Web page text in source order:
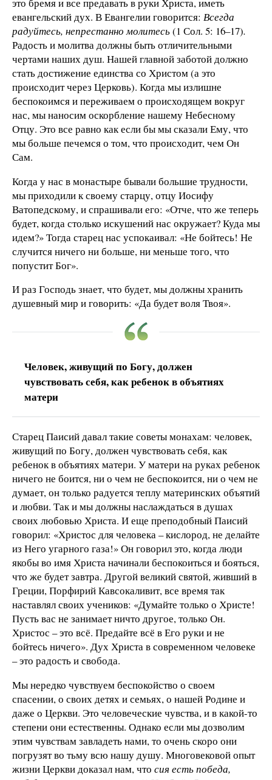
евангельский дух. В Евангелии говорится: Всегда
радуйтесь, непрестанно молитесь(1 Сол. 5: 16–17).
Радость и молитва должны быть отличительными
чертами наших душ. Нашей главной заботой должно
стать достижение единства со Христом (а это
происходит через Церковь). Когда мы излишне
беспокоимся и переживаем о происходящем вокруг
нас, мы наносим оскорбление нашему Небесному
Отцу. Это все равно как если бы мы сказали Ему, что
мы больше печемся о том, что происходит, чем Он
Сам.
Когда у нас в монастыре бывали большие трудности,
мы приходили к своему старцу, отцу Иосифу
Ватопедскому, и спрашивали его: «Отче, что же теперь
будет, когда столько искушений нас окружает? Куда мы
идем?» Тогда старец нас успокаивал: «Не бойтесь! Не
случится ничего ни больше, ни меньше того, что
попустит Бог».
И раз Господь знает, что будет, мы должны хранить
душевный мир и говорить: «Да будет воля Твоя».
Человек, живущий по Богу, должен
чувствовать себя, как ребенок в объятиях
матери
Старец Паисий давал такие советы монахам: человек,
живущий по Богу, должен чувствовать себя, как
ребенок в объятиях матери. У матери на руках ребенок
ничего не боится, ни о чем не беспокоится, ни о чем не
думает, он только радуется теплу материнских объятий
и любви. Так и мы должны наслаждаться в душах
своих любовью Христа. И еще преподобный Паисий
говорил: «Христос для человека – кислород, не делайте
из Него угарного газа!» Он говорил это, когда люди
якобы во имя Христа начинали беспокоиться и бояться,
что же будет завтра. Другой великий святой, живший в
Греции, Порфирий Кавсокаливит, все время так
наставлял своих учеников: «Думайте только о Христе!
Пусть вас не занимает ничто другое, только Он.
Христос – это всё. Предайте всё в Его руки и не
бойтесь ничего». Дух Христа в современном человеке
– это радость и свобода.
Мы нередко чувствуем беспокойство о своем
спасении, о своих детях и семьях, о нашей Родине и
даже о Церкви. Это человеческие чувства, и в какой-то
степени они естественны. Однако если мы дозволим
этим чувствам завладеть нами, то очень скоро они
погрузят во тьму всю нашу душу. Многовековой опыт
жизни Церкви доказал нам, что сия есть победа,